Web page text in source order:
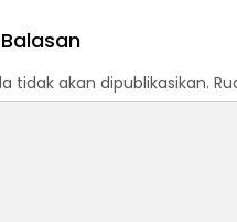
tidak akan dipublikasikan.